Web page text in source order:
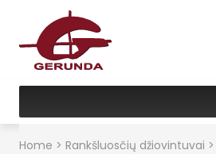
Home > Rankšluosčių džiovintuvai >